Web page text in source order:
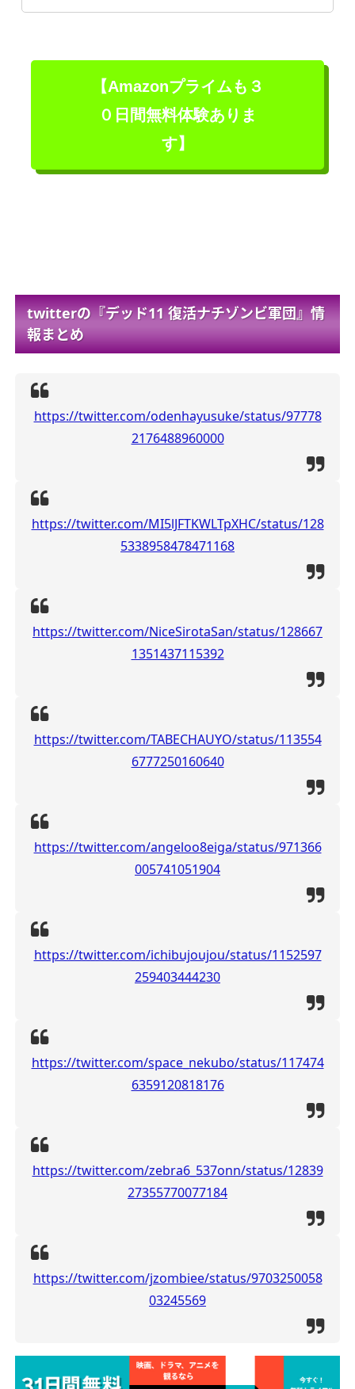
【Amazonプライムも３
０日間無料体験ありま
す】
twitterの『デッド11 復活ナチゾンビ軍団』情
報まとめ
https://twitter.com/odenhayusuke/status/97778
2176488960000
https://twitter.com/MI5lJFTKWLTpXHC/status/128
5338958478471168
https://twitter.com/NiceSirotaSan/status/128667
1351437115392
https://twitter.com/TABECHAUYO/status/113554
6777250160640
https://twitter.com/angeloo8eiga/status/971366
005741051904
https://twitter.com/ichibujoujou/status/1152597
259403444230
https://twitter.com/space_nekubo/status/117474
6359120818176
https://twitter.com/zebra6_537onn/status/12839
27355770077184
https://twitter.com/jzombiee/status/9703250058
03245569